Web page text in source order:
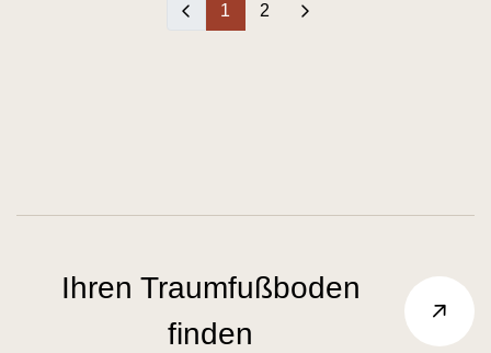
‹ 1 2 ›
Ihren Traumfußboden
finden